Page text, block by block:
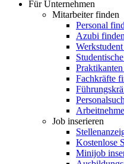
Für Unternehmen
Mitarbeiter finden
Personal
Azubi finden
Fachkräfte
Job inserieren
Kostenlose
Minijob